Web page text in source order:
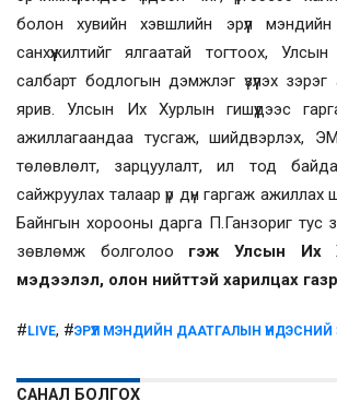
болон хувийн хэвшлийн эрүүл мэндийн
санхүүжилтийг ялгаатай тогтоох,
салбарт бодлогын дэмжлэг үзүүлэх
ярив. Улсын Их Хурлын гишүүдээс
ажиллагаандаа тусгаж, шийдвэрлэх,
төлөвлөлт, зарцуулалт, ил тод
сайжруулах талаар үр дүн гаргаж ажиллах
Байнгын хорооны дарга П.Ганзориг тус
зөвлөмж болголоо
гэж Улсын Их
мэдээлэл, олон нийттэй харилцах
# LIVE, #ЭРҮҮЛ МЭНДИЙН ДААТГАЛЫН ҮНДЭСНИЙ
САНАЛ БОЛГОХ